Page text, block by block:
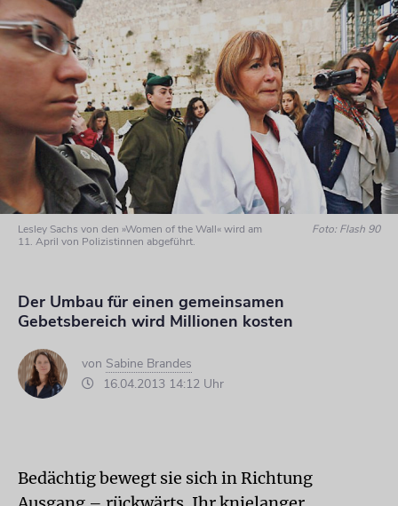
Lesley Sachs von den »Women of the Wall« wird am
11. April von Polizistinnen abgeführt.
Foto: Flash 90
Der Umbau für einen gemeinsamen
Gebetsbereich wird Millionen kosten
von Sabine Brandes
16.04.2013 14:12 Uhr
Bedächtig bewegt sie sich in Richtung